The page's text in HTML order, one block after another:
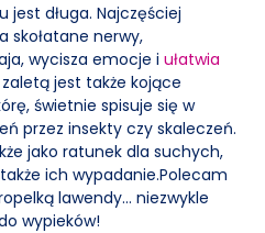
jest długa. Najczęściej
skołatane nerwy,
wycisza emocje i ułatwia
jest także kojące
świetnie spisuje się w
przez insekty czy skaleczeń.
jako ratunek dla suchych,
ich wypadanie.Polecam
lawendy… niezwykle
wypieków!